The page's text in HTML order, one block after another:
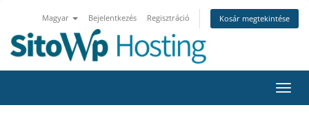
Magyar Bejelentkezés Regisztráció Kosár megtekintése
a